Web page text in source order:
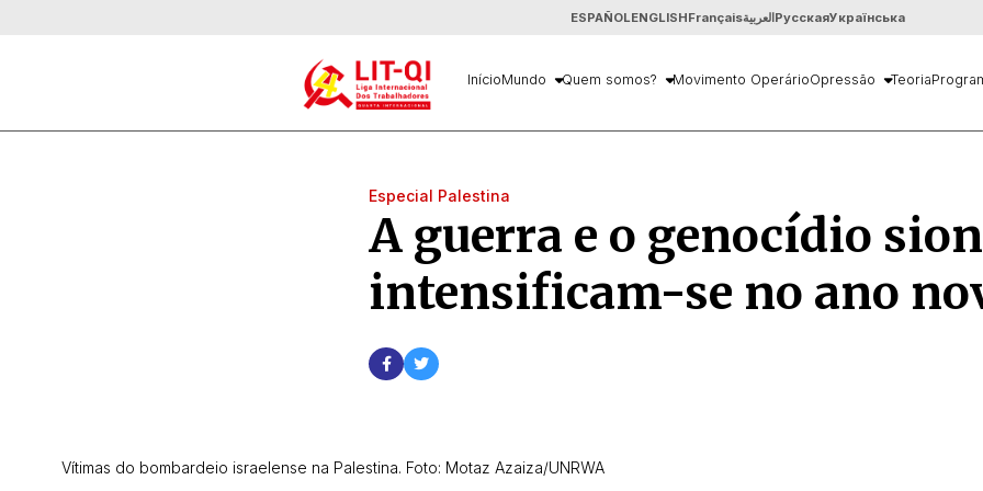
ESPAÑOLENGLISHFrançaisالعربيةРусскаяУкраїнська
InícioMundo Quem somos? Movimento OperárioOpressão Teoria
Especial Palestina
A guerra e o genocídio
intensificam-se no ano
Vítimas do bombardeio israelense na Palestina. Foto: Motaz Azaiza/UNRWA